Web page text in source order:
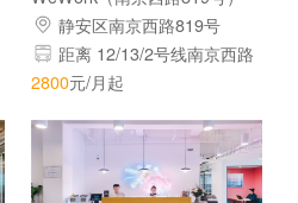
静安区南京西路819号
距离 12/13/2号线南京西路
162米
2800元/月起